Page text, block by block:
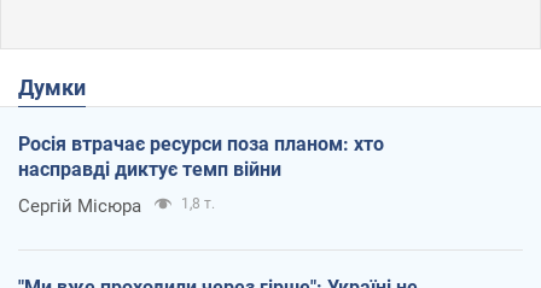
Думки
Росія втрачає ресурси поза планом: хто
насправді диктує темп війни
Сергій Місюра 1,8 т.